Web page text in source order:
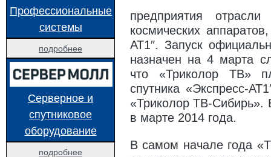
ТАБЛИЦА ЧАСТОТ СПУТНИКА EUTELSAT W4 / EUTELSAT W7 (36.0° В. Д.)
РЕМОНТ РЕСИВЕРА ТРИКОЛОР ТВ DRE 5000 СЫПЕТСЯ ИЗОБРАЖЕНИЕ
НАСТРОЙКА ТЕЛЕВИЗОРА СО ВСТРОЕННЫМ СПУТНИКОВЫМ РЕСИВЕРОМ
ОПИСАНИЕ ФАЙЛА REGEX, ОПИСАНИЕ СПУТНИКОВОЙ РЫБАЛКИ,
ЛУЧШИЕ МЕСТА ДЛЯ СПУТНИКОВОЙ РЫБАЛКИ, СПУТНИКОВЫЕ ПРОВАЙДЕРЫ
МОДУЛЬ CI+ ДЛЯ ПРОСМОТРА
МЕНЯЕМ МЕСТАМИ КАНАЛЫ НА РЕСИВЕРЕ TРИКОЛОР ТВ
КАК ПОДКЛЮЧИТЬ АНТЕННЫЙ КАБЕЛЬ К БЛОКУ ПИТАНИЯ USB-COM
Профессиональные
системы
подробнее
Серверное и
спутниковое
оборудование
подробнее
предприятия
космических
АТ1″. Запуск
назначен на 4 марта
что «Триколор ТВ»
спутника «Экспресс-
«Триколор ТВ-Сибирь».
в марте 2014 года.
В самом начале года